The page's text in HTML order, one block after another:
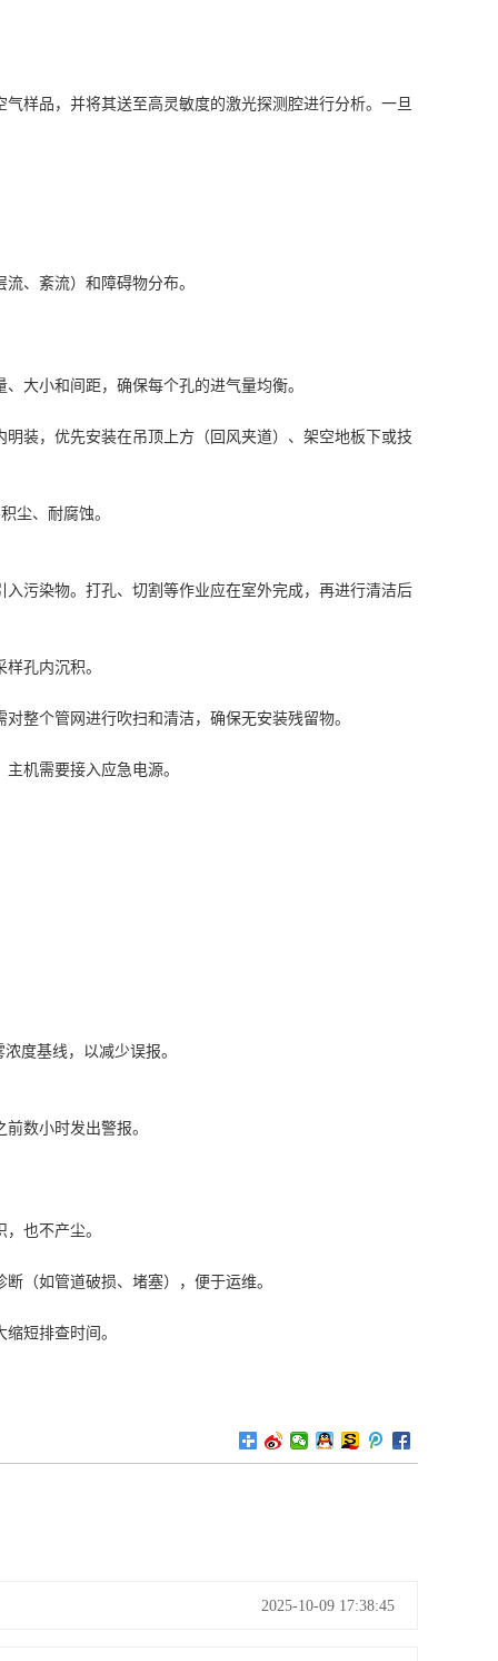
样品，并将其送至高灵敏度的激光探测腔进行分析。一旦
、紊流）和障碍物分布。
大小和间距，确保每个孔的进气量均衡。
装，优先安装在吊顶上方（回风夹道）、架空地板下或技
尘、耐腐蚀。
污染物。打孔、切割等作业应在室外完成，再进行清洁后
孔内沉积。
整个管网进行吹扫和清洁，确保无安装残留物。
机需要接入应急电源。
度基线，以减少误报。
数小时发出警报。
也不产尘。
（如管道破损、堵塞），便于运维。
短排查时间。
2025-10-09 17:38:45